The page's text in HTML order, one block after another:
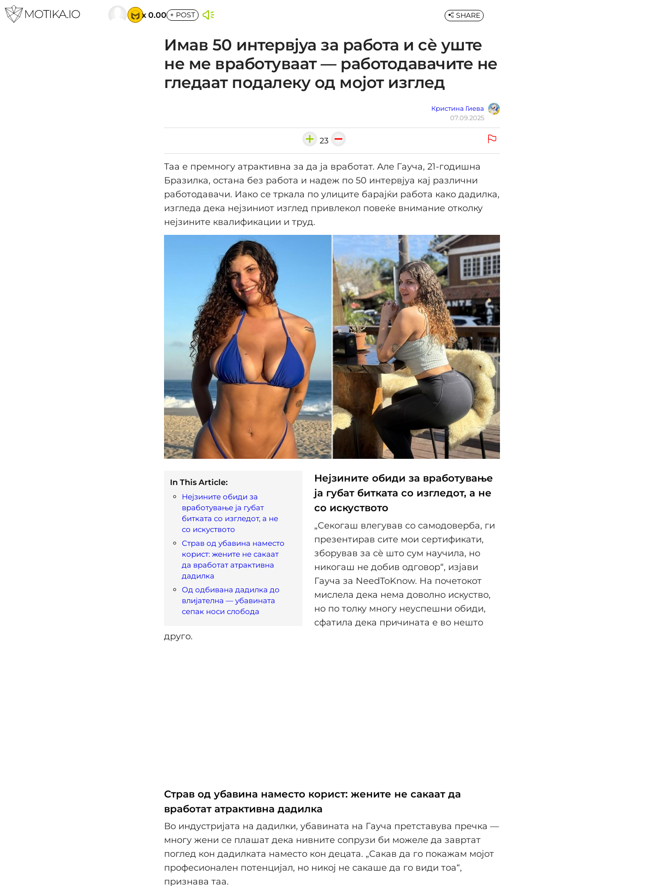
x 0.00 + POST
Имав 50 интервјуа за работа и сè уште
не ме вработуваат — работодавачите не
гледаат подалеку од мојот изглед
Кристина Гиева
07.09.2025
SHARE
23
Таа е премногу атрактивна за да ја вработат. Але Гауча, 21-годишна
Бразилка, остана без работа и надеж по 50 интервјуа кај различни
работодавачи. Иако се тркала по улиците барајќи работа како дадилка,
изгледа дека нејзиниот изглед привлекол повеќе внимание отколку
нејзините квалификации и труд.
In This Article:
Нејзините обиди за
вработување ја губат
битката со изгледот, а не
со искуството
Страв од убавина наместо
корист: жените не сакаат
да вработат атрактивна
дадилка
Од одбивана дадилка до
влијателна — убавината
сепак носи слобода
Нејзините обиди за вработување
ја губат битката со изгледот, а не
со искуството
„Секогаш влегував со самодоверба, ги
презентирав сите мои сертификати,
зборував за сè што сум научила, но
никогаш не добив одговор“, изјави
Гауча за NeedToKnow. На почетокот
мислела дека нема доволно искуство,
но по толку многу неуспешни обиди,
сфатила дека причината е во нешто
друго.
Страв од убавина наместо корист: жените не сакаат да
вработат атрактивна дадилка
Во индустријата на дадилки, убавината на Гауча претставува пречка —
многу жени се плашат дека нивните сопрузи би можеле да завртат
поглед кон дадилката наместо кон децата. „Сакав да го покажам мојот
професионален потенцијал, но никој не сакаше да го види тоа“,
признава таа.